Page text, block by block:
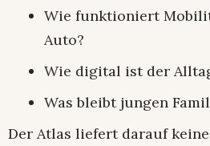
Wie funktioniert
Auto?
Wie digital ist der
Was bleibt jungen
Der Atlas liefert darauf